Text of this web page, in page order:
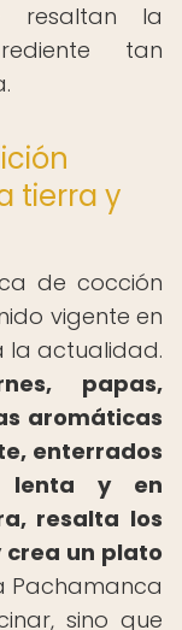
resaltan la
tan
tierra y
de cocción
vigente en
la actualidad.
papas,
aromáticas
enterrados
lenta y en
resalta los
crea un plato
Pachamanca
sino que